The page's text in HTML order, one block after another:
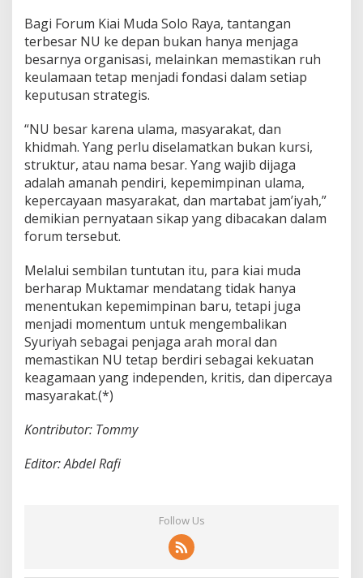
Bagi Forum Kiai Muda Solo Raya, tantangan
terbesar NU ke depan bukan hanya menjaga
besarnya organisasi, melainkan memastikan ruh
keulamaan tetap menjadi fondasi dalam setiap
keputusan strategis.
“NU besar karena ulama, masyarakat, dan
khidmah. Yang perlu diselamatkan bukan kursi,
struktur, atau nama besar. Yang wajib dijaga
adalah amanah pendiri, kepemimpinan ulama,
kepercayaan masyarakat, dan martabat jam’iyah,”
demikian pernyataan sikap yang dibacakan dalam
forum tersebut.
Melalui sembilan tuntutan itu, para kiai muda
berharap Muktamar mendatang tidak hanya
menentukan kepemimpinan baru, tetapi juga
menjadi momentum untuk mengembalikan
Syuriyah sebagai penjaga arah moral dan
memastikan NU tetap berdiri sebagai kekuatan
keagamaan yang independen, kritis, dan dipercaya
masyarakat.(*)
Kontributor: Tommy
Editor: Abdel Rafi
Follow Us